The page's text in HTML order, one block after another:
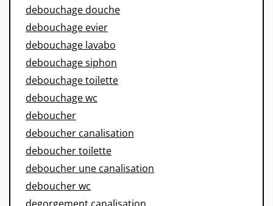
debouchage douche
debouchage evier
debouchage lavabo
debouchage siphon
debouchage toilette
debouchage wc
deboucher
deboucher canalisation
deboucher toilette
deboucher une canalisation
deboucher wc